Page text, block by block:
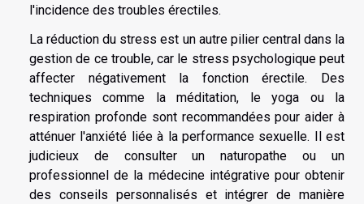
l'incidence des troubles érectiles.
La réduction du stress est un autre pilier central dans la
gestion de ce trouble, car le stress psychologique peut
affecter négativement la fonction érectile. Des
techniques comme la méditation, le yoga ou la
respiration profonde sont recommandées pour aider à
atténuer l'anxiété liée à la performance sexuelle. Il est
judicieux de consulter un naturopathe ou un
professionnel de la médecine intégrative pour obtenir
des conseils personnalisés et intégrer de manière